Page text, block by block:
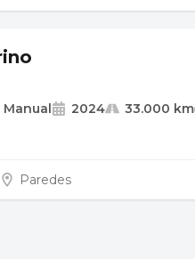
Manual 2024 33.000 km
Paredes